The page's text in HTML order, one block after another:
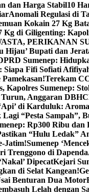
dan Harga Stabil10
Anomali Regulasi di
Kokain 27 Kg
Kg di Giligenting:
PERIKANAN
Bupati dan
Sumenep:
Siapa Fifi Sofiati
Terekam
Kapolres Sumenep:
Anggaran
di Karduluk:
“Pesta Sampah”,
Rp300 Ribu dan
“Hulu Ledak”
Jatim!Sumenep
Trenggono di Dapenda
DipecatKejari
di Selat Kangean!
Benturan Dua Motor
Lelah dengan